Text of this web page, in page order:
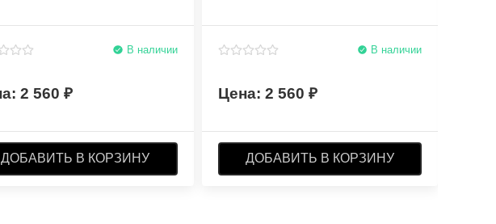
В наличии
2 560
ДОБАВИТЬ В КОРЗИНУ
В наличии
2 560
ДОБАВИТЬ В КОРЗИНУ